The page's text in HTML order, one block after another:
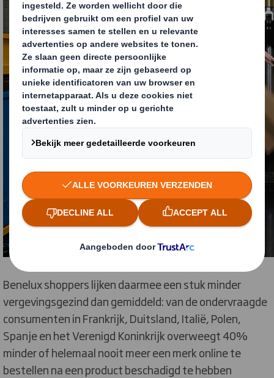
Benelux shoppers lijken daarmee een stuk minder
vergevingsgezind dan gemiddeld: van de ondervraagde
consumenten in Frankrijk, Duitsland, Italië, Polen,
Spanje en het Verenigd Koninkrijk overweegt 40%
minder of helemaal nooit meer een merk online te
bestellen na een product beschadigd te hebben